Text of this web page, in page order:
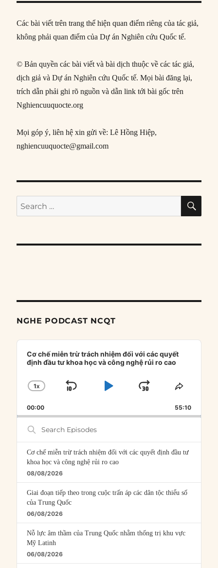
Các bài viết trên trang thể hiện quan điểm riêng của tác giả,
không phải quan điểm của Dự án Nghiên cứu Quốc tế.
© Bản quyền các bài viết và bài dịch thuộc về các tác giả,
dịch giả và Dự án Nghiên cứu Quốc tế. Mọi bài đăng lại,
trích dẫn phải ghi rõ nguồn và dẫn link tới bài gốc trên
Nghiencuuquocte.org
Mọi góp ý, liên hệ xin gửi về: Lê Hồng Hiệp,
nghiencuuquocte@gmail.com
Search
for:
NGHE PODCAST NCQT
Audio
Player
Cơ chế miễn trừ trách nhiệm đối với các quyết
định đầu tư khoa học và công nghệ rủi ro cao
CHANGE
RATE
1X
SKIP
PLAYJUMP
FORWARD
SHARE
00:00 55:10
Search
Episodes
Cơ chế miễn trừ trách nhiệm đối với các quyết định đầu tư
khoa học và công nghệ rủi ro cao
08/08/2026
Giai đoạn tiếp theo trong cuộc trấn áp các dân tộc thiểu số
của Trung Quốc
06/08/2026
Nỗ lực âm thầm của Trung Quốc nhằm thống trị khu vực
Mỹ Latinh
06/08/2026